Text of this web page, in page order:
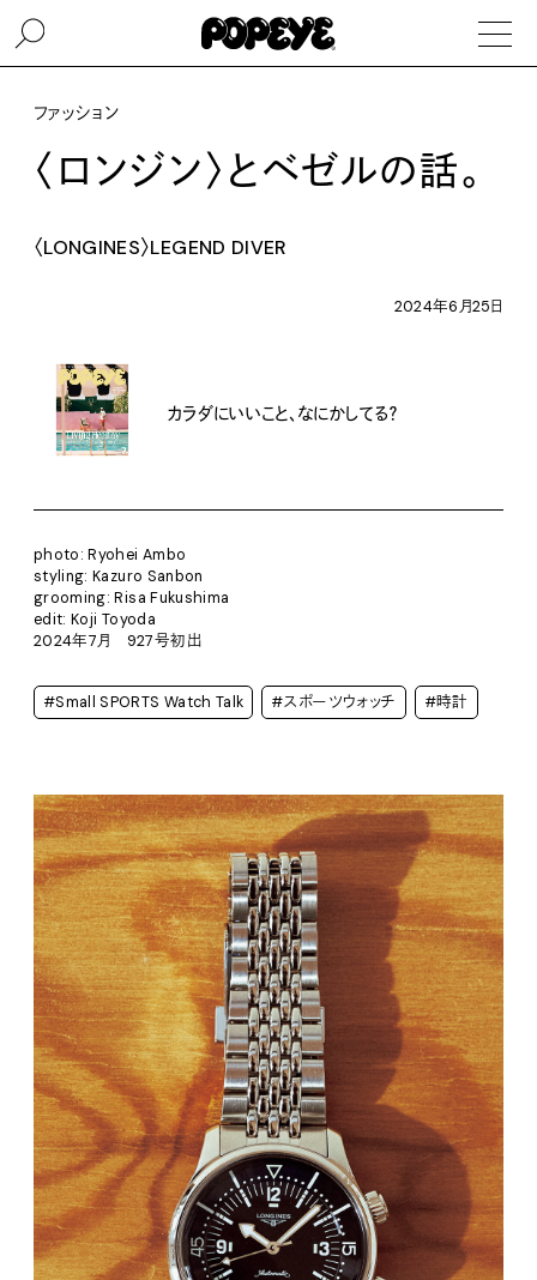
ファッション
〈ロンジン〉とベゼルの話。
〈LONGINES〉LEGEND DIVER
2024年6月25日
カラダにいいこと、なにかしてる？
photo: Ryohei Ambo
styling: Kazuro Sanbon
grooming: Risa Fukushima
edit: Koji Toyoda
2024年7月 927号初出
#Small SPORTS Watch Talk #スポーツウォッチ #時計